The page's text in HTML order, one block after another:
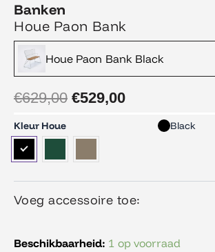
Banken
Houe Paon Bank
Houe Paon Bank Black
€629,00
Oorspronkelijke
prijs
was:
€629,00.
€529,00
Huidige
prijs
is:
€529,00.
Kleur Houe Black
Voeg accessoire toe:
Beschikbaarheid: 1 op voorraad
Houe
Paon
Bank